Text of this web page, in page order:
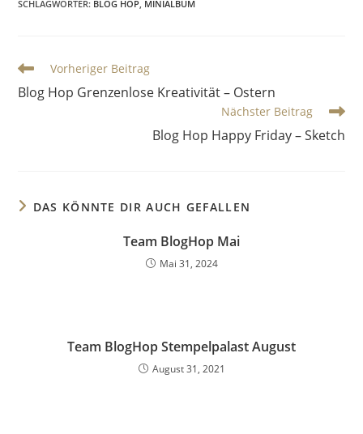
SCHLAGWÖRTER: BLOG HOP MINIALBUM
Vorheriger Beitrag
Blog Hop Grenzenlose Kreativität – Ostern
Nächster Beitrag
Blog Hop Happy Friday – Sketch
DAS KÖNNTE DIR AUCH GEFALLEN
Team BlogHop Mai
Mai 31, 2024
Team BlogHop Stempelpalast August
August 31, 2021